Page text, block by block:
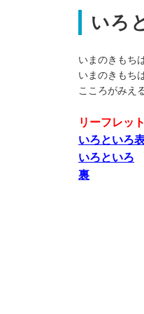
いろ
いまのきもち
いまのきもち
こころがみえ
リーフレッ
いろといろ
いろといろ
裏